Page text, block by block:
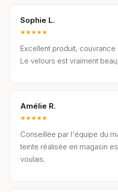
Sophie L.
★★★★★
Excellent produit,
Le velours est vraiment
Amélie R.
★★★★★
Conseillée par l'équipe du
teinte réalisée en magasin
voulais.